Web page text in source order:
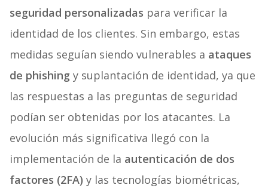
seguridad personalizadas para verificar la
identidad de los clientes. Sin embargo, estas
medidas seguían siendo vulnerables a ataques
de phishing y suplantación de identidad, ya que
las respuestas a las preguntas de seguridad
podían ser obtenidas por los atacantes. La
evolución más significativa llegó con la
implementación de la autenticación de dos
factores (2FA) y las tecnologías biométricas,